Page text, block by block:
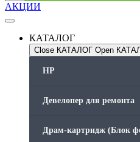
Печатающая головка
Скрепки для финишера
Средства для сервиса /
АКЦИИ
КАТАЛОГ
Close КАТАЛОГ Open
HP
Девелопер для ремонта
Драм-картридж (Блок